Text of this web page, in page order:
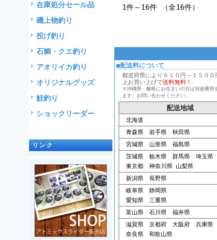
在庫処分セール品
磯上物釣り
投げ釣り
石鯛・クエ釣り
アオリイカ釣り
オリジナルグッズ
鮭釣り
ショックリーダー
リンク
1件～16件 （全16件）
■配送料について
都道府県により６１０円～１５０
上お買い上げで送料無料！
※沖縄県・離島にお住まいの方は別途費用
ます。お問い合わせください。
配送地域
北海道
青森県 岩手県 秋田県
宮城県 山形県 福島県
茨城県 栃木県 群馬県 埼玉県
東京都 神奈川県 山梨県
新潟県 長野県
岐阜県 静岡県
愛知県 三重県
富山県 石川県 福井県
滋賀県 京都府 大阪府 兵庫県
奈良県 和歌山県